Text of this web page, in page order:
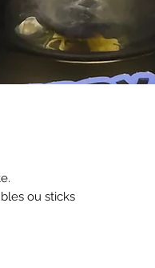
ou sticks